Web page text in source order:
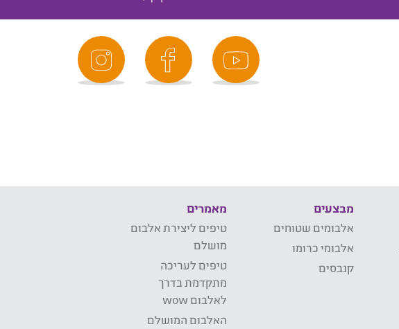
מבצעים
אלבומים שטוחים
אלבומי כרומו
קנבסים
מאמרים
טיפים ליצירת אלבום
מושלם
טיפים לעריכה
מתקדמת בדרך
לאלבום wow
האלבום המושלם